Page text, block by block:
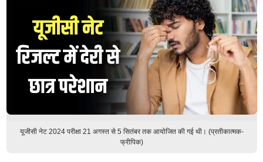
यूजीसी नेट 2024 परीक्षा 21 अगस्त से 5 सितंबर तक आयोजित की गई थी। (प्रतीकात्मक-
फ्रीपिक)